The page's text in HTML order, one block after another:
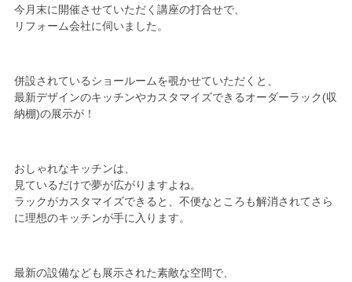
今月末に開催させていただく講座の打合せで、
リフォーム会社に伺いました。
併設されているショールームを覗かせていただくと、
最新デザインのキッチンやカスタマイズできるオーダーラック(収
納棚)の展示が！
おしゃれなキッチンは、
見ているだけで夢が広がりますよね。
ラックがカスタマイズできると、不便なところも解消されてさら
に理想のキッチンが手に入ります。
最新の設備なども展示された素敵な空間で、